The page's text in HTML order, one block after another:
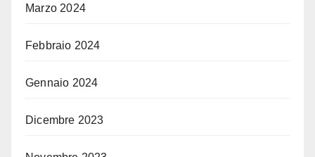
Marzo 2024
Febbraio 2024
Gennaio 2024
Dicembre 2023